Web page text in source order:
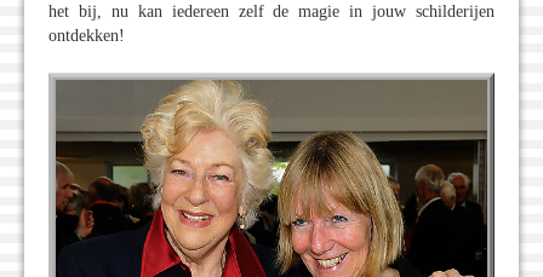
het bij, nu kan iedereen zelf de magie in jouw schilderijen
ontdekken!